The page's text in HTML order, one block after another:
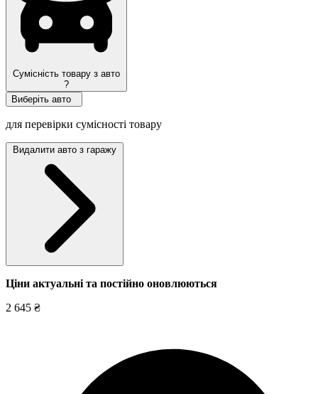
Сумісність товару з авто
?
Виберіть авто
для перевірки сумісності товару
Видалити авто з гаражу
Ціни актуальні та постійно оновлюються
2 645 ₴